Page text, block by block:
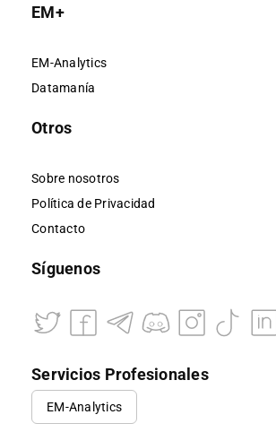
EM+
EM-Analytics
Datamanía
Otros
Sobre nosotros
Política de Privacidad
Contacto
Síguenos
Servicios Profesionales
EM-Analytics